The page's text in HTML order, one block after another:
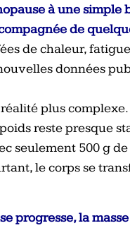
à une simple
de
de chaleur,
données
plus complexe.
reste presque
seulement 500 g
le corps se
progresse, la